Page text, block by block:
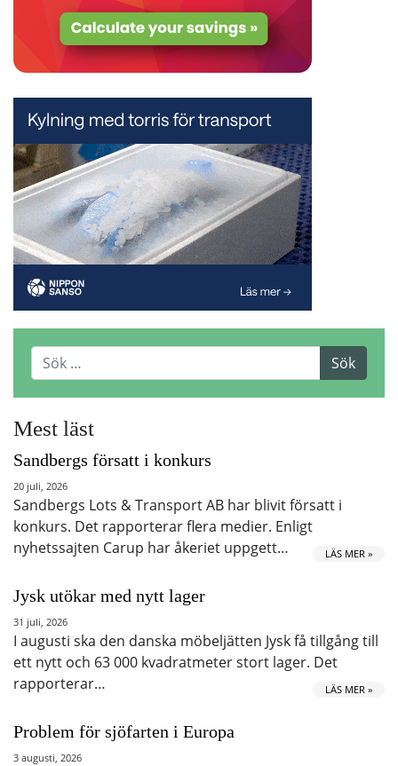
Mest läst
Sandbergs försatt i konkurs
20 juli, 2026
Sandbergs Lots & Transport AB har blivit försatt i
konkurs. Det rapporterar flera medier. Enligt
nyhetssajten Carup har åkeriet uppgett…
LÄS MER »
Jysk utökar med nytt lager
31 juli, 2026
I augusti ska den danska möbeljätten Jysk få tillgång till
ett nytt och 63 000 kvadratmeter stort lager. Det
rapporterar…
LÄS MER »
Problem för sjöfarten i Europa
3 augusti, 2026